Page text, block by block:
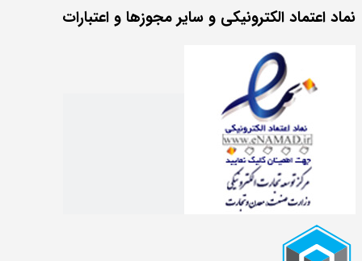
نماد اعتماد الکترونیکی و سایر مجوزها و اعتبارات